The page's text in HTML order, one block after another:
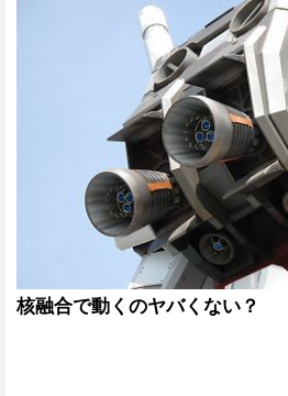
核融合で動くのヤバくない？